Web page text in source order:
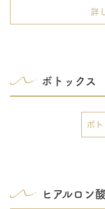
詳
ボトックス
ボ
ヒアルロン酸